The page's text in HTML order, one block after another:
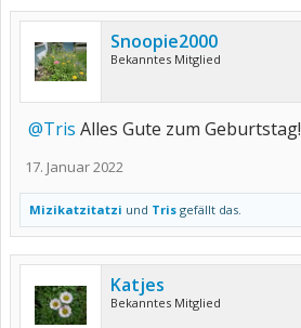
Snoopie2000
Bekanntes Mitglied
@Tris Alles Gute zum Geburtstag!
17. Januar 2022
Mizikatzitatzi und Tris gefällt das.
Katjes
Bekanntes Mitglied